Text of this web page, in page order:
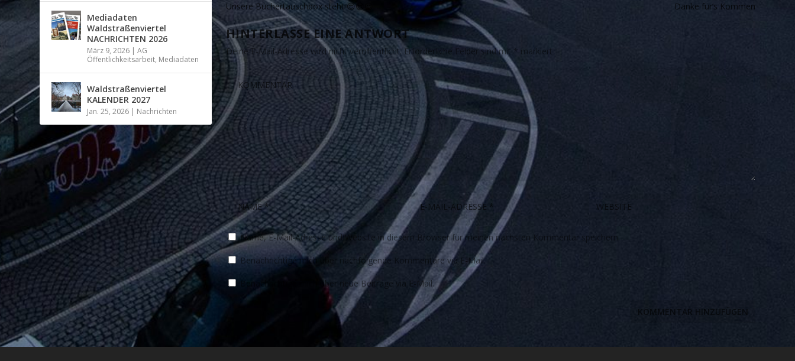
Unsere Büchertauschbox steht 😍😍😍 Danke für’s Kommen
HINTERLASSE EINE ANTWORT
Deine E-Mail-Adresse wird nicht veröffentlicht. Erforderliche Felder sind mit * markiert
Name, E-Mail-Adresse und Website in diesem Browser für meinen nächsten Kommentar speichern.
Benachrichtige mich über nachfolgende Kommentare via E-Mail.
Benachrichtige mich über neue Beiträge via E-Mail.
Mediadaten
Waldstraßenviertel
NACHRICHTEN 2026
März 9, 2026 |AG
Öffentlichkeitsarbeit, Mediadaten
Waldstraßenviertel
KALENDER 2027
Jan. 25, 2026 | Nachrichten